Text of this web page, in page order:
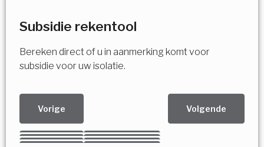
Subsidie rekentool
Bereken direct of u in aanmerking komt voor
subsidie voor uw isolatie.
Vorige Volgende
Kies uw Isolatiemaatregel